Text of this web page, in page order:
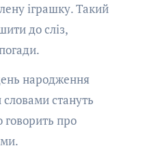
іграшку. Такий
до сліз,
народження
словами стануть
про